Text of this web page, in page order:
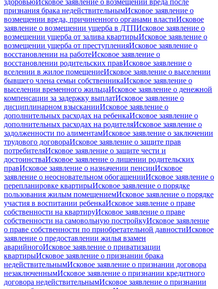
здоровьюИсковое заявление о возмещении вреда после
признания брака недействительнымИсковое заявление о
возмещении вреда, причиненного органами властиИсковое
заявление о возмещении ущерба в ДТПИсковое заявление о
возмещении ущерба от залива квартирыИсковое заявление о
возмещении ущерба от преступленияИсковое заявление о
восстановлении на работеИсковое заявление о
восстановлении родительских правИсковое заявление о
вселении в жилое помещениеИсковое заявление о выселении
бывшего члена семьи собственникаИсковое заявление о
выселении временного жильцаИсковое заявление о денежной
компенсации за задержку выплатИсковое заявление о
дисциплинарном взысканииИсковое заявление о
дополнительных расходах на ребенкаИсковое заявление о
дополнительных расходах на родителяИсковое заявление о
задолженности по алиментамИсковое заявление о заключении
трудового договораИсковое заявление о защите прав
потребителяИсковое заявление о защите чести и
достоинстваИсковое заявление о лишении родительских
правИсковое заявление о назначении пенсииИсковое
заявление о неосновательном обогащенииИсковое заявление о
перепланировке квартирыИсковое заявление о порядке
пользования жилым помещениемИсковое заявление о порядке
участия в воспитании ребенкаИсковое заявление о праве
собственности на квартируИсковое заявление о праве
собственности на самовольную постройкуИсковое заявление
о праве собственности по приобретательной давностиИсковое
заявление о предоставлении жилья взамен
аварийногоИсковое заявление о приватизации
квартирыИсковое заявление о признании брака
недействительнымИсковое заявление о признании договора
незаключеннымИсковое заявление о признании кредитного
договора недействительнымИсковое заявление о признании